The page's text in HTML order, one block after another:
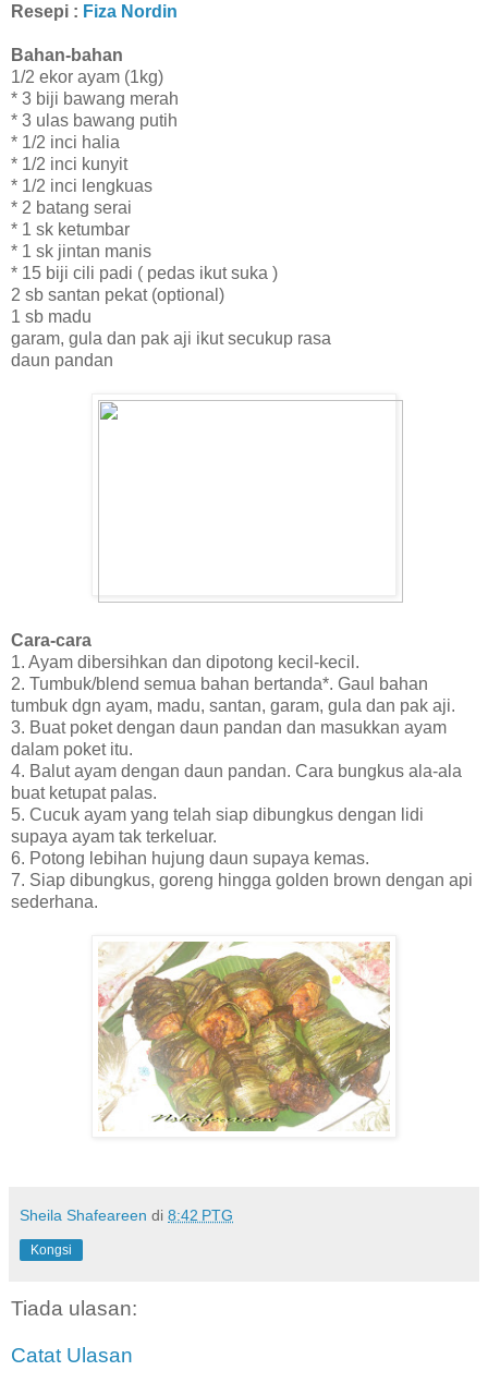
Resepi : Fiza Nordin
Bahan-bahan
1/2 ekor ayam (1kg)
* 3 biji bawang merah
* 3 ulas bawang putih
* 1/2 inci halia
* 1/2 inci kunyit
* 1/2 inci lengkuas
* 2 batang serai
* 1 sk ketumbar
* 1 sk jintan manis
* 15 biji cili padi ( pedas ikut suka )
2 sb santan pekat (optional)
1 sb madu
garam, gula dan pak aji ikut secukup rasa
daun pandan
Cara-cara
1. Ayam dibersihkan dan dipotong kecil-kecil.
2. Tumbuk/blend semua bahan bertanda*. Gaul bahan
tumbuk dgn ayam, madu, santan, garam, gula dan pak aji.
3. Buat poket dengan daun pandan dan masukkan ayam
dalam poket itu.
4. Balut ayam dengan daun pandan. Cara bungkus ala-ala
buat ketupat palas.
5. Cucuk ayam yang telah siap dibungkus dengan lidi
supaya ayam tak terkeluar.
6. Potong lebihan hujung daun supaya kemas.
7. Siap dibungkus, goreng hingga golden brown dengan api
sederhana.
Sheila Shafeareen di 8:42 PTG
Kongsi
Tiada ulasan:
Catat Ulasan